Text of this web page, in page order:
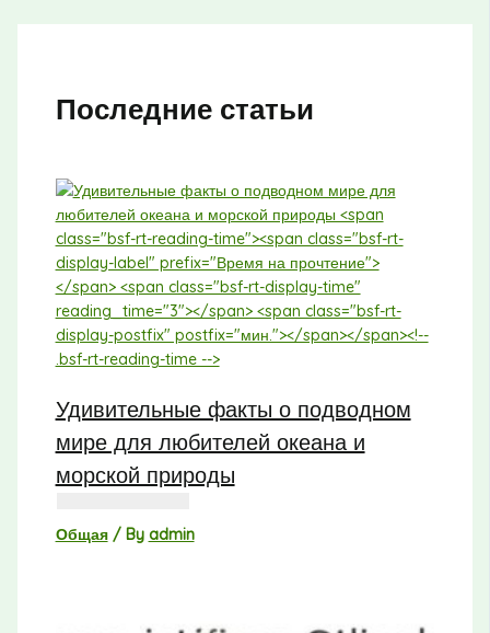
Последние статьи
Удивительные факты о подводном
мире для любителей океана и
морской природы
Общая/ By admin